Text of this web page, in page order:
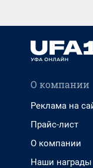
О компании
Реклама на
Прайс-лист
О компании
Наши награды